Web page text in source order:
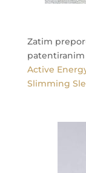
Zatim
patentiranim
Active
Slimming